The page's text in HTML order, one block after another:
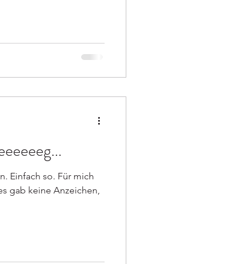
Einfach so. Für mich
gab keine Anzeichen,